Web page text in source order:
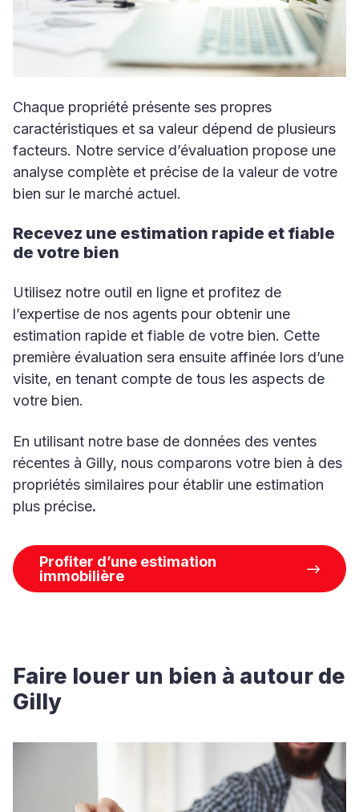
Chaque propriété présente ses propres
caractéristiques et sa valeur dépend de plusieurs
facteurs. Notre service d’évaluation propose une
analyse complète et précise de la valeur de votre
bien sur le marché actuel.
Recevez une estimation rapide et fiable
de votre bien
Utilisez notre outil en ligne et profitez de
l’expertise de nos agents pour obtenir une
estimation rapide et fiable de votre bien. Cette
première évaluation sera ensuite affinée lors d’une
visite, en tenant compte de tous les aspects de
votre bien.
En utilisant notre base de données des ventes
récentes à Gilly, nous comparons votre bien à des
propriétés similaires pour établir une estimation
plus précise.
Profiter d’une estimation
immobilière
Faire louer un bien à autour de
Gilly